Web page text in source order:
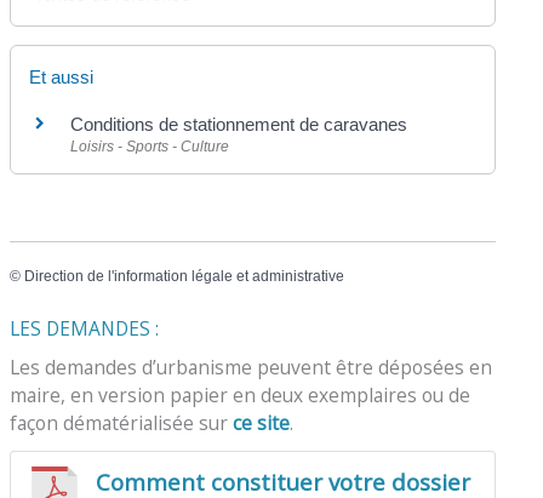
Et aussi
Conditions de stationnement de caravanes
Loisirs - Sports - Culture
© Direction de l'information légale et administrative
LES DEMANDES :
Les demandes d’urbanisme peuvent être déposées en
maire, en version papier en deux exemplaires ou de
façon dématérialisée surce site.
Comment constituer votre dossier